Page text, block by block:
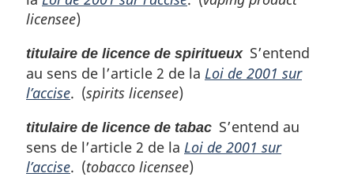
licensee)
titulaire de licence de spiritueuxS’entend
au sens de l’article 2 de la Loi de 2001 sur
l’accise. (spirits licensee)
titulaire de licence de tabac S’entend au
sens de l’article 2 de la Loi de 2001 sur
l’accise. (tobacco licensee)